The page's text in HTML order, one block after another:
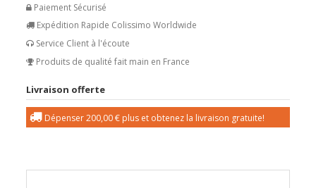
Paiement Sécurisé
Expédition Rapide Colissimo Worldwide
Service Client à l'écoute
Produits de qualité fait main en France
Livraison offerte
Dépenser200,00 € plus et obtenez la livraison gratuite!